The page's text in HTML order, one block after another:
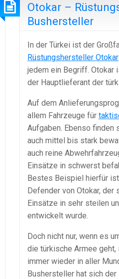
Otokar –
Bushersteller
In der Türkei ist der
Rüstungshersteller Otokar
jedem ein Begriff. Otokar
der Hauptlieferant der
Auf dem
allem Fahrzeuge für
Aufgaben. Ebenso finden
auch mittel bis stark
auch reine
Einsätze in schwerst
Bestes Beispiel hierfür
Defender von Otokar, der
Einsätze in sehr steilen
entwickelt wurde.
Doch nicht nur, wenn es
die türkische Armee
immer wieder in aller
Bushersteller hat sich